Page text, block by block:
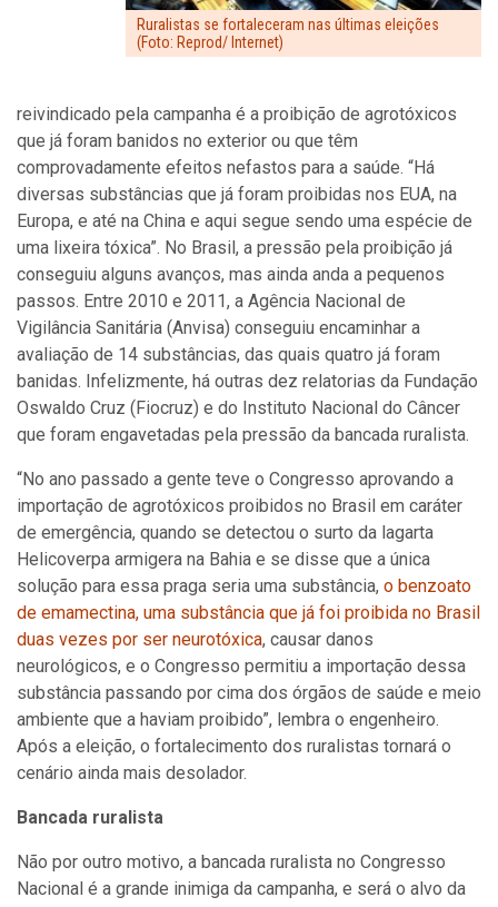
Ruralistas se fortaleceram nas últimas eleições
(Foto: Reprod/ Internet)
reivindicado pela campanha é a proibição de agrotóxicos
que já foram banidos no exterior ou que têm
comprovadamente efeitos nefastos para a saúde. “Há
diversas substâncias que já foram proibidas nos EUA, na
Europa, e até na China e aqui segue sendo uma espécie de
uma lixeira tóxica”. No Brasil, a pressão pela proibição já
conseguiu alguns avanços, mas ainda anda a pequenos
passos. Entre 2010 e 2011, a Agência Nacional de
Vigilância Sanitária (Anvisa) conseguiu encaminhar a
avaliação de 14 substâncias, das quais quatro já foram
banidas. Infelizmente, há outras dez relatorias da Fundação
Oswaldo Cruz (Fiocruz) e do Instituto Nacional do Câncer
que foram engavetadas pela pressão da bancada ruralista.
“No ano passado a gente teve o Congresso aprovando a
importação de agrotóxicos proibidos no Brasil em caráter
de emergência, quando se detectou o surto da lagarta
Helicoverpa armigera na Bahia e se disse que a única
solução para essa praga seria uma substância, o benzoato
de emamectina, uma substância que já foi proibida no Brasil
duas vezes por ser neurotóxica, causar danos
neurológicos, e o Congresso permitiu a importação dessa
substância passando por cima dos órgãos de saúde e meio
ambiente que a haviam proibido”, lembra o engenheiro.
Após a eleição, o fortalecimento dos ruralistas tornará o
cenário ainda mais desolador.
Bancada ruralista
Não por outro motivo, a bancada ruralista no Congresso
Nacional é a grande inimiga da campanha, e será o alvo da